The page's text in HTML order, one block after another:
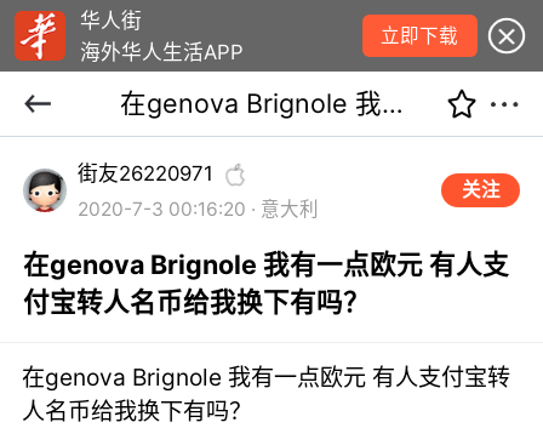
华人街
海外华人生活APP
立即下载
在genova Brignole 我有一点欧元 有人支付宝转人名币给我换下有吗？
街友26220971
2020-7-3 00:16:20 · 意大利
关注
在genova Brignole 我有一点欧元 有人支
付宝转人名币给我换下有吗？
在genova Brignole 我有一点欧元 有人支付宝转
人名币给我换下有吗？